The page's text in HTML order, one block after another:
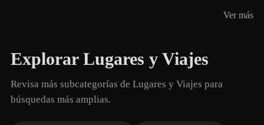
Ver más
Explorar Lugares y Viajes
Revisa más subcategorías de Lugares y Viajes para
búsquedas más amplias.